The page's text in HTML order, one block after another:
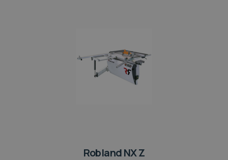
Robland NX Z